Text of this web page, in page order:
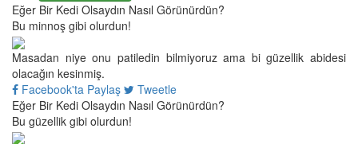
Eğer Bir Kedi Olsaydın Nasıl Görünürdün?
Bu minnoş gibi olurdun!
Masadan niye onu patiledin bilmiyoruz ama bi güzellik abidesi
olacağın kesinmiş.
Facebook'ta Paylaş
Tweetle
Eğer Bir Kedi Olsaydın Nasıl Görünürdün?
Bu güzellik gibi olurdun!